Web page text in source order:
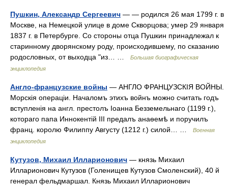
Пушкин, Александр Сергеевич — — родился 26 мая 1799 г. в
Москве, на Немецкой улице в доме Скворцова; умер 29 января
1837 г. в Петербурге. Со стороны отца Пушкин принадлежал к
старинному дворянскому роду, происходившему, по сказанию
родословных, от выходца "из… …
Большая биографическая
энциклопедия
Англо-французские войны — АНГЛО ФРАНЦУЗСКІЯ ВОЙНЫ.
Морскія операціи. Началомъ этихъ войнъ можно считать годъ
вступленія на англ. престолъ Іоанна Безземельнаго (1199 г.),
котораго папа Иннокентій III предалъ анаѳемѣ и поручилъ
франц. королю Филиппу Августу (1212 г.) силой… …
Военная
энциклопедия
Кутузов, Михаил Илларионович — князь Михаил
Илларионович Кутузов (Голенищев Кутузов Смоленский), 40 й
генерал фельдмаршал. Князь Михаил Илларионович